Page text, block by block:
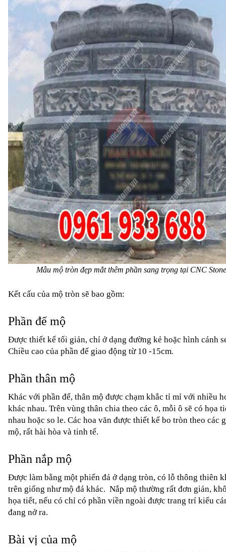
Mẫu mộ tròn đẹp mắt thêm phần sang trọng tại CNC Stone
Kết cấu của mộ tròn sẽ bao gồm:
Phần đế mộ
Được thiết kế tối giản, chỉ ở dạng đường kẻ hoặc hình cánh
Chiều cao của phần đế giao động từ 10 -15cm.
Phần thân mộ
Khác với phần đế, thân mộ được chạm khắc tỉ mỉ với nhiều
khác nhau. Trên vùng thân chia theo các ô, mỗi ô sẽ có họa
nhau hoặc so le. Các hoa văn được thiết kế bo tròn theo các
mộ, rất hài hòa và tinh tế.
Phần nắp mộ
Được làm bằng một phiến đá ở dạng tròn, có lỗ thông thiên
trên giống như mộ đá khác.  Nắp mộ thường rất đơn giản,
họa tiết, nếu có chỉ có phần viền ngoài được trang trí kiểu
đang nở ra.
Bài vị của mộ